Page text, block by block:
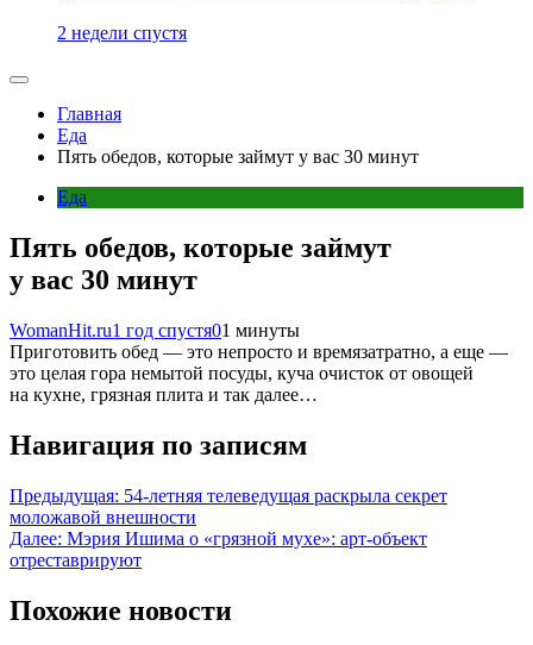
2 недели спустя
Главная
Еда
Пять обедов, которые займут у вас 30 минут
Еда
Пять обедов, которые займут
у вас 30 минут
WomanHit.ru1 год спустя01 минуты
Приготовить обед — это непросто и времязатратно, а еще —
это целая гора немытой посуды, куча очисток от овощей
на кухне, грязная плита и так далее…
Навигация по записям
Предыдущая: 54-летняя телеведущая раскрыла секрет
моложавой внешности
Далее: Мэрия Ишима о «грязной мухе»: арт-объект
отреставрируют
Похожие новости